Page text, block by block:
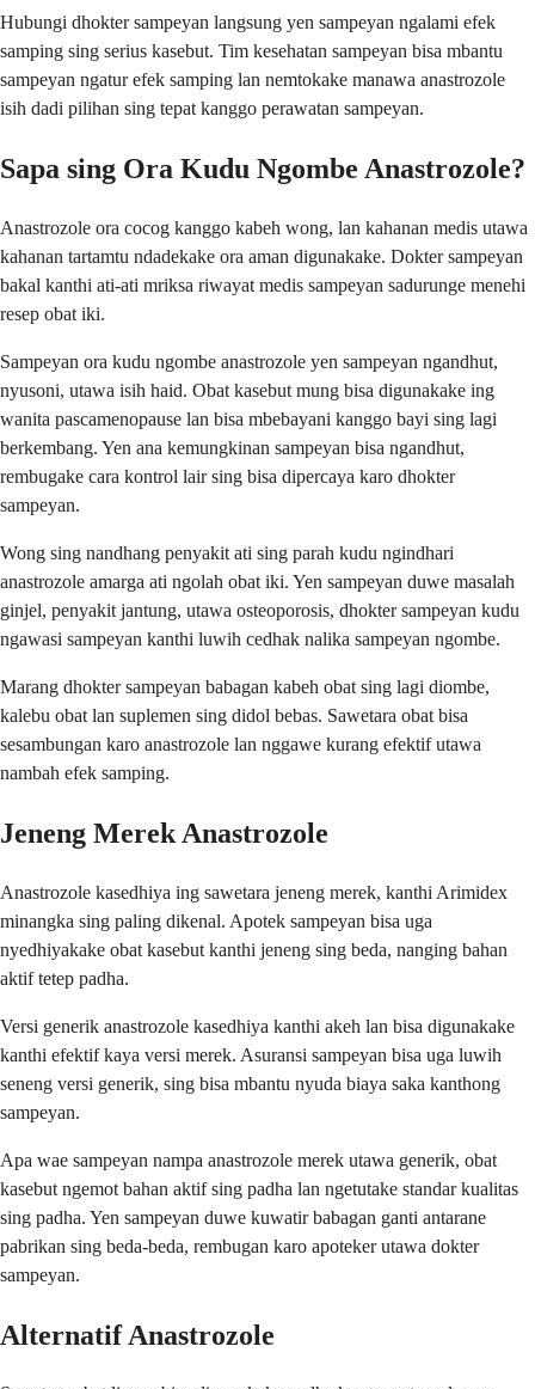
Hubungi dhokter sampeyan langsung yen sampeyan ngalami efek
samping sing serius kasebut. Tim kesehatan sampeyan bisa mbantu
sampeyan ngatur efek samping lan nemtokake manawa anastrozole
isih dadi pilihan sing tepat kanggo perawatan sampeyan.
Sapa sing Ora Kudu Ngombe Anastrozole?
Anastrozole ora cocog kanggo kabeh wong, lan kahanan medis utawa
kahanan tartamtu ndadekake ora aman digunakake. Dokter sampeyan
bakal kanthi ati-ati mriksa riwayat medis sampeyan sadurunge menehi
resep obat iki.
Sampeyan ora kudu ngombe anastrozole yen sampeyan ngandhut,
nyusoni, utawa isih haid. Obat kasebut mung bisa digunakake ing
wanita pascamenopause lan bisa mbebayani kanggo bayi sing lagi
berkembang. Yen ana kemungkinan sampeyan bisa ngandhut,
rembugake cara kontrol lair sing bisa dipercaya karo dhokter
sampeyan.
Wong sing nandhang penyakit ati sing parah kudu ngindhari
anastrozole amarga ati ngolah obat iki. Yen sampeyan duwe masalah
ginjel, penyakit jantung, utawa osteoporosis, dhokter sampeyan kudu
ngawasi sampeyan kanthi luwih cedhak nalika sampeyan ngombe.
Marang dhokter sampeyan babagan kabeh obat sing lagi diombe,
kalebu obat lan suplemen sing didol bebas. Sawetara obat bisa
sesambungan karo anastrozole lan nggawe kurang efektif utawa
nambah efek samping.
Jeneng Merek Anastrozole
Anastrozole kasedhiya ing sawetara jeneng merek, kanthi Arimidex
minangka sing paling dikenal. Apotek sampeyan bisa uga
nyedhiyakake obat kasebut kanthi jeneng sing beda, nanging bahan
aktif tetep padha.
Versi generik anastrozole kasedhiya kanthi akeh lan bisa digunakake
kanthi efektif kaya versi merek. Asuransi sampeyan bisa uga luwih
seneng versi generik, sing bisa mbantu nyuda biaya saka kanthong
sampeyan.
Apa wae sampeyan nampa anastrozole merek utawa generik, obat
kasebut ngemot bahan aktif sing padha lan ngetutake standar kualitas
sing padha. Yen sampeyan duwe kuwatir babagan ganti antarane
pabrikan sing beda-beda, rembugan karo apoteker utawa dokter
sampeyan.
Alternatif Anastrozole